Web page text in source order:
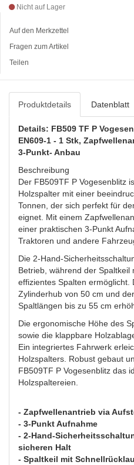
Nicht auf Lager
Auf den Merkzettel
Fragen zum Artikel
Teilen
Produktdetails Datenblatt
Details: FB509 TF P
EN609-1 - 1 Stk,
3-Punkt- Anbau
Beschreibung
Der FB509TF P Vogesenblitz
Holzspalter mit einer
Tonnen, der sich perfekt für
eignet. Mit einem
einer praktischen 3-Punkt
Traktoren und andere
Die 2-Hand-
Betrieb, während der
effizientes Spalten ermöglicht.
Zylinderhub von 50 cm und
Spaltlängen bis zu 55 cm
Die ergonomische Höhe des
sowie die klappbare
Ein integriertes Fahrwerk
Holzspalters. Robust gebaut
FB509TF P Vogesenblitz das
Holzspaltereien.
- Zapfwellenantrieb via
- 3-Punkt Aufnahme
- 2-Hand-
sicheren Halt
- Spaltkeil mit